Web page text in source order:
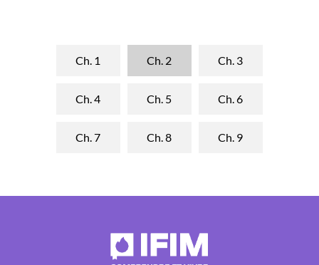
Ch. 1 Ch. 2 Ch. 3
Ch. 4 Ch. 5 Ch. 6
Ch. 7 Ch. 8 Ch. 9